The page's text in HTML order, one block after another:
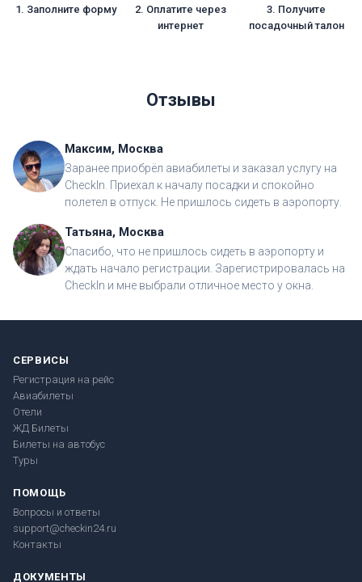
1. Заполните форму
2. Оплатите через
интернет
3. Получите
посадочный талон
Отзывы
Максим, Москва
Заранее приобрёл авиабилеты и заказал услугу на
CheckIn. Приехал к началу посадки и спокойно
полетел в отпуск. Не пришлось сидеть в аэропорту.
Татьяна, Москва
Спасибо, что не пришлось сидеть в аэропорту и
ждать начало регистрации. Зарегистрировалась на
CheckIn и мне выбрали отличное место у окна.
СЕРВИСЫ
Регистрация на рейс
Авиабилеты
Отели
ЖД Билеты
Билеты на автобус
Туры
ПОМОЩЬ
Вопросы и ответы
support@checkin24.ru
Контакты
ДОКУМЕНТЫ